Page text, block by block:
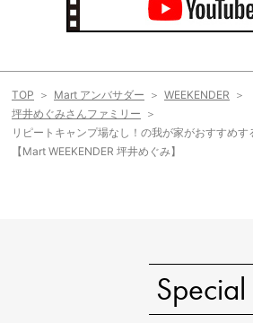
TOP Mart アンバサダー
WEEKENDER
坪井めぐみさんファミリー
リピートキャンプ場なし！の我が家がおすすめ
【Mart WEEKENDER 坪井めぐみ】
Special